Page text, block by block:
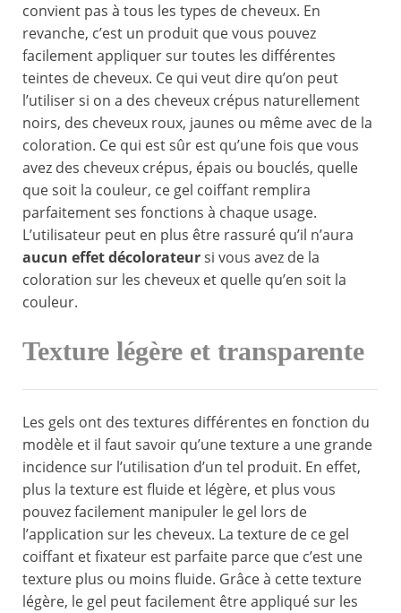
convient pas à tous les types de cheveux. En
revanche, c’est un produit que vous pouvez
facilement appliquer sur toutes les différentes
teintes de cheveux. Ce qui veut dire qu’on peut
l’utiliser si on a des cheveux crépus naturellement
noirs, des cheveux roux, jaunes ou même avec de la
coloration. Ce qui est sûr est qu’une fois que vous
avez des cheveux crépus, épais ou bouclés, quelle
que soit la couleur, ce gel coiffant remplira
parfaitement ses fonctions à chaque usage.
L’utilisateur peut en plus être rassuré qu’il n’aura
aucun effet décolorateursi vous avez de la
coloration sur les cheveux et quelle qu’en soit la
couleur.
Texture légère et transparente
Les gels ont des textures différentes en fonction du
modèle et il faut savoir qu’une texture a une grande
incidence sur l’utilisation d’un tel produit. En effet,
plus la texture est fluide et légère, et plus vous
pouvez facilement manipuler le gel lors de
l’application sur les cheveux. La texture de ce gel
coiffant et fixateur est parfaite parce que c’est une
texture plus ou moins fluide. Grâce à cette texture
légère, le gel peut facilement être appliqué sur les